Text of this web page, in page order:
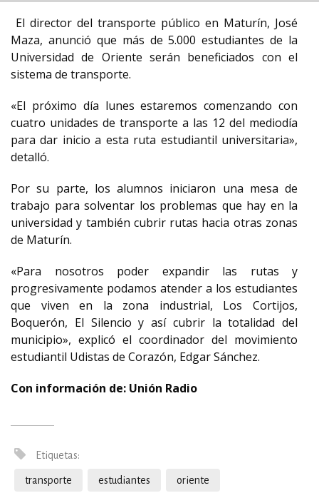
El director del transporte público en Maturín, José
Maza, anunció que más de 5.000 estudiantes de la
Universidad de Oriente serán beneficiados con el
sistema de transporte.
«El próximo día lunes estaremos comenzando con
cuatro unidades de transporte a las 12 del mediodía
para dar inicio a esta ruta estudiantil universitaria»,
detalló.
Por su parte, los alumnos iniciaron una mesa de
trabajo para solventar los problemas que hay en la
universidad y también cubrir rutas hacia otras zonas
de Maturín.
«Para nosotros poder expandir las rutas y
progresivamente podamos atender a los estudiantes
que viven en la zona industrial, Los Cortijos,
Boquerón, El Silencio y así cubrir la totalidad del
municipio», explicó el coordinador del movimiento
estudiantil Udistas de Corazón, Edgar Sánchez.
Con información de: Unión Radio
Etiquetas:
transporte estudiantes oriente